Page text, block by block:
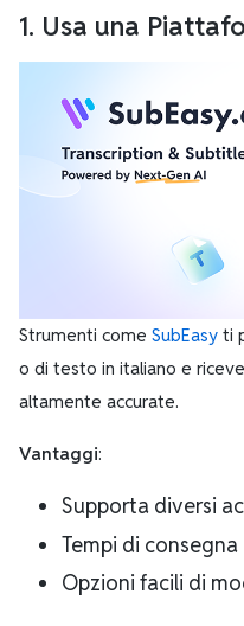
1. Usa una
Strumenti come SubEasy ti
o di testo in italiano e
altamente accurate.
Vantaggi:
Supporta diversi
Tempi di consegna
Opzioni facili di